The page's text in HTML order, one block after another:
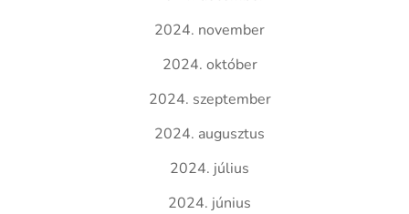
2024. november
2024. október
2024. szeptember
2024. augusztus
2024. július
2024. június